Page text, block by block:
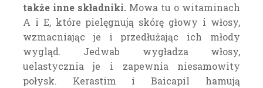
także inne składniki.Mowa tu o witaminach
A i E, które pielęgnują skórę głowy i włosy,
wzmacniając je i przedłużając ich młody
wygląd. Jedwab wygładza włosy,
uelastycznia je i zapewnia niesamowity
połysk. Kerastim i Baicapil hamują